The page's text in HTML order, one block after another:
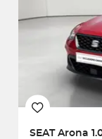
SEAT Arona